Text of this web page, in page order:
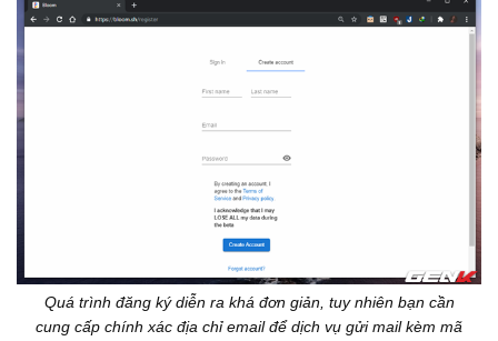
Quá trình đăng ký diễn ra khá đơn giản, tuy nhiên bạn cần
cung cấp chính xác địa chỉ email để dịch vụ gửi mail kèm mã